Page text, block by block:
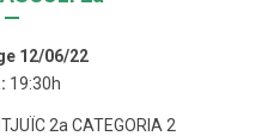
—
12/06/22
19:30h
2a CATEGORIA 2